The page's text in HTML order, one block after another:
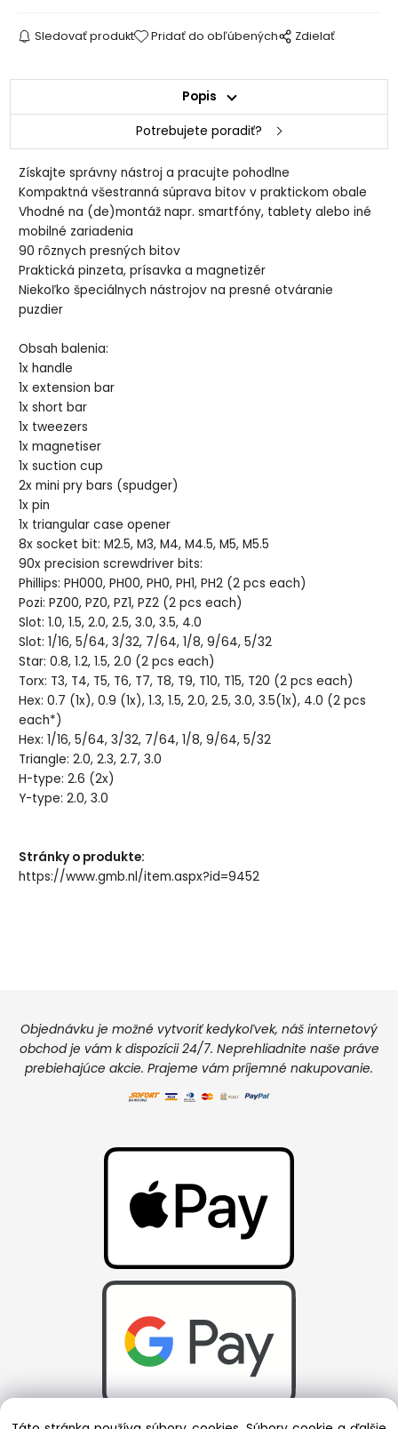
Sledovať produkt Pridať do obľúbených Zdielať
Popis
Potrebujete poradiť?
Získajte správny nástroj a pracujte pohodlne
Kompaktná všestranná súprava bitov v praktickom obale
Vhodné na (de)montáž napr. smartfóny, tablety alebo iné
mobilné zariadenia
90 rôznych presných bitov
Praktická pinzeta, prísavka a magnetizér
Niekoľko špeciálnych nástrojov na presné otváranie
puzdier
Obsah balenia:
1x handle
1x extension bar
1x short bar
1x tweezers
1x magnetiser
1x suction cup
2x mini pry bars (spudger)
1x pin
1x triangular case opener
8x socket bit: M2.5, M3, M4, M4.5, M5, M5.5
90x precision screwdriver bits:
Phillips: PH000, PH00, PH0, PH1, PH2 (2 pcs each)
Pozi: PZ00, PZ0, PZ1, PZ2 (2 pcs each)
Slot: 1.0, 1.5, 2.0, 2.5, 3.0, 3.5, 4.0
Slot: 1/16, 5/64, 3/32, 7/64, 1/8, 9/64, 5/32
Star: 0.8, 1.2, 1.5, 2.0 (2 pcs each)
Torx: T3, T4, T5, T6, T7, T8, T9, T10, T15, T20 (2 pcs each)
Hex: 0.7 (1x), 0.9 (1x), 1.3, 1.5, 2.0, 2.5, 3.0, 3.5(1x), 4.0 (2 pcs
each*)
Hex: 1/16, 5/64, 3/32, 7/64, 1/8, 9/64, 5/32
Triangle: 2.0, 2.3, 2.7, 3.0
H-type: 2.6 (2x)
Y-type: 2.0, 3.0
Stránky o produkte:
https://www.gmb.nl/item.aspx?id=9452
Objednávku je možné vytvoriť kedykoľvek, náš internetový
obchod je vám k dispozícii 24/7. Neprehliadnite naše práve
prebiehajúce akcie. Prajeme vám príjemné nakupovanie.